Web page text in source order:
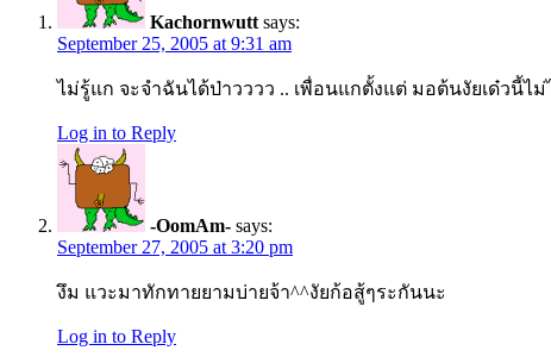
Kachornwutt says:
September 25, 2005 at 9:31 am
ไม่รู้แก จะจำฉันได้ป่าวววว .. เพื่อนแกตั้งแต่ มอต้นงัยเด๋วนี้
Log in to Reply
-OomAm- says:
September 27, 2005 at 3:20 pm
งึม แวะมาทักทายยามบ่ายจ้า^^งัยก้อสู้ๆระกันนะ
Log in to Reply